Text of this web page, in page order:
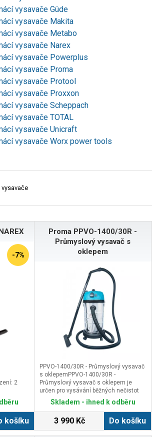
vysavače Güde
vysavače Makita
vysavače Metabo
vysavače Narex
vysavače Powerplus
vysavače Proma
vysavače Protool
vysavače Proxxon
vysavače Scheppach
vysavače TOTAL
vysavače Unicraft
vysavače Worx power tools
-7%
2
košíku
Proma PPVO-1400/30R -
Průmyslový vysavač s
oklepem
PPVO-1400/30R - Průmyslový vysavač
s oklepemPPVO-1400/30R -
Průmyslový vysavač s oklepem je
určen pro vysávání běžných nečistot
jako např. prachu, štěrku, pilin, hoblin, a
dalšího domácího nebo průmyslového
odpadu, včetně rozlitých tekutin v
dílně, garáži i domácnosti. Vysavač o
výkonu 1400W, vybavený zásuvkou
Skladem - ihned k odběru
3 990 Kč Do košíku